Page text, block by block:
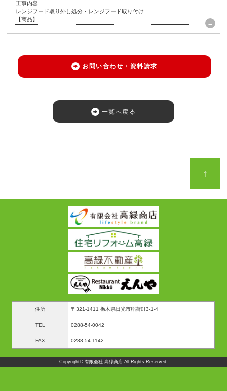
工事内容
レンジフード取り外し処分・レンジフード取り付け
【商品】
お問い合わせ・資料請求
一覧へ戻る
↑
住所 〒321-1411 栃木県日光市稲荷町3-1-4
TEL 0288-54-0042
FAX 0288-54-1142
Copyright© 有限会社 高緑商店 All Rights Reserved.